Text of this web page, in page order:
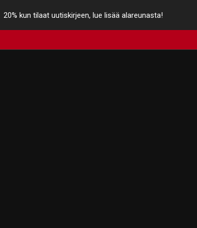
20% kun tilaat uutiskirjeen, lue lisää alareunasta!